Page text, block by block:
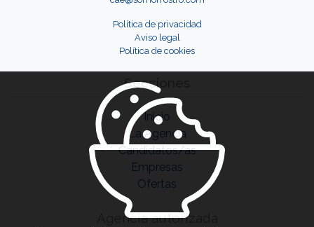
Política de privacidad
Aviso legal
Política de cookies
Secciones
Inicio
La Agencia
Candidatos/as
Empresas
Ofertas
Agencia autorizada